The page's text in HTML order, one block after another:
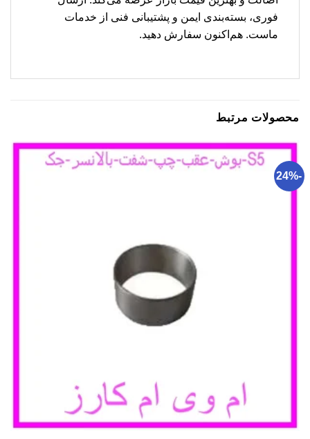
فوری، بسته‌بندی ایمن و پشتیبانی فنی از خدمات
ماست. هم‌اکنون سفارش دهید.
محصولات مرتبط
-24%